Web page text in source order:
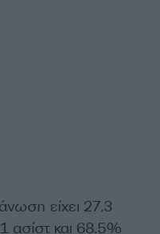
είχει 27.3
ασίστ και 68.5%